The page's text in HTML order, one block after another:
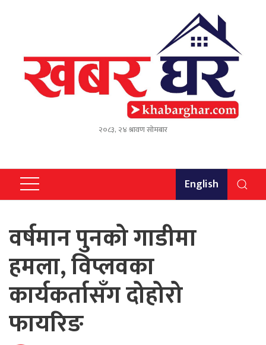
२०८३, २४ श्रावण सोमबार
English
वर्षमान पुनको गाडीमा
हमला, विप्लवका
कार्यकर्तासँग दोहोरो
फायरिङ